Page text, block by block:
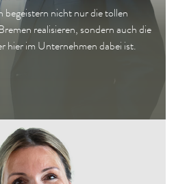
begeistern nicht nur die tollen
realisieren, sondern auch die
hier im Unternehmen dabei ist.